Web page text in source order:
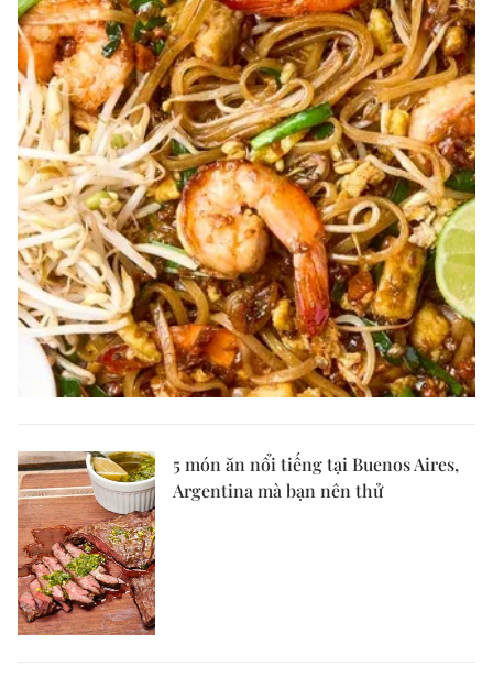
5 món ăn nổi tiếng tại Buenos Aires,
Argentina mà bạn nên thử